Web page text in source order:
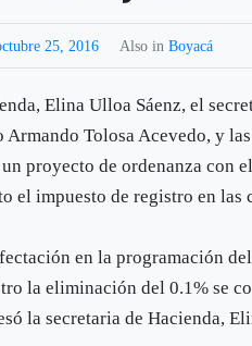
25, 2016 Also inBoyacá
Elina Ulloa Sáenz, el
Tolosa Acevedo, y
proyecto de ordenanza con
el impuesto de registro en las
en la programación
la eliminación del 0.1% se
la secretaria de Hacienda,